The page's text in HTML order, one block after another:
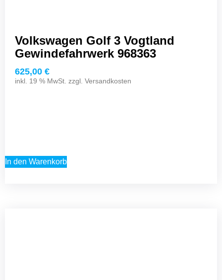
Volkswagen Golf 3 Vogtland
Gewindefahrwerk 968363
625,00 €
inkl. 19 % MwSt. zzgl. Versandkosten
In den Warenkorb